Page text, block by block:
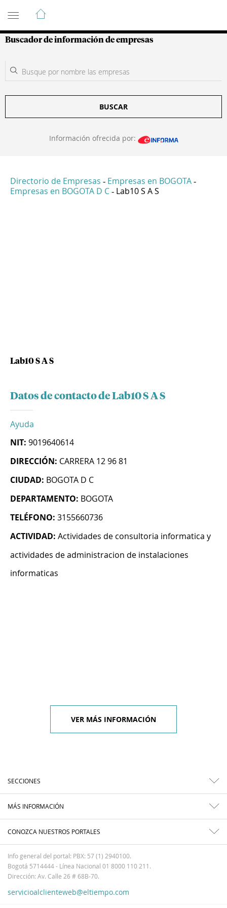
Guía de Empresas Colombianas
Buscador de información de empresas
BUSCAR
Información ofrecida por:
Directorio de Empresas - Empresas en BOGOTA -
Empresas en BOGOTA D C - Lab10 S A S
Lab10 S A S
Datos de contacto de Lab10 S A S
Ayuda
NIT: 9019640614
DIRECCIÓN: CARRERA 12 96 81
CIUDAD: BOGOTA D C
DEPARTAMENTO: BOGOTA
TELÉFONO: 3155660736
ACTIVIDAD: Actividades de consultoria informatica y
actividades de administracion de instalaciones
informaticas
VER MÁS INFORMACIÓN
SECCIONES
MÁS INFORMACIÓN
CONOZCA NUESTROS PORTALES
Info general del portal: PBX: 57 (1) 2940100.
Bogotá 5714444 - Línea Nacional 01 8000 110 211.
Dirección: Av. Calle 26 # 68B-70.
servicioalclienteweb@eltiempo.com